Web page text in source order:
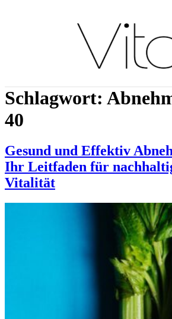
Schlagwort:
40
Gesund und Effektiv
Ihr Leitfaden für
Vitalität